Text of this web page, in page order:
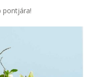
pontjára!